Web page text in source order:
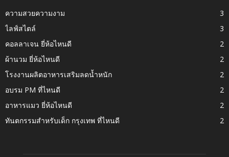
ความสวยความงาม
3
ไลฟ์สไตล์
3
คอลลาเจน ยี่ห้อไหนดี
2
ผ้านวม ยี่ห้อไหนดี
2
โรงงานผลิตอาหารเสริมลดน้ำหนัก
2
อบรม PM ที่ไหนดี
2
อาหารแมว ยี่ห้อไหนดี
2
ทันตกรรมสำหรับเด็ก กรุงเทพ ที่ไหนดี
2